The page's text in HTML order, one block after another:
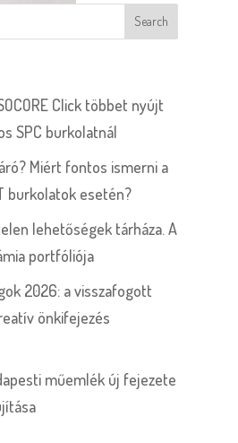
Click többet nyújt
SPC burkolatnál
Miért fontos ismerni a
burkolatok esetén?
lehetőségek tárháza. A
portfóliója
2026: a visszafogott
önkifejezés
műemlék új fejezete